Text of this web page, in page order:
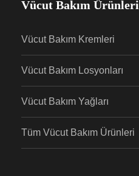
Vücut Bakım Ürünleri
Vücut Bakım Kremleri
Vücut Bakım Losyonları
Vücut Bakım Yağları
Tüm Vücut Bakım Ürünleri